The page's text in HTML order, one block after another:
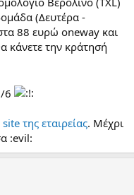
(Δευτέρα -
88 ευρώ oneway και
κάνετε την κράτησή
6
site της εταιρείας. Mέχρι
:evil: